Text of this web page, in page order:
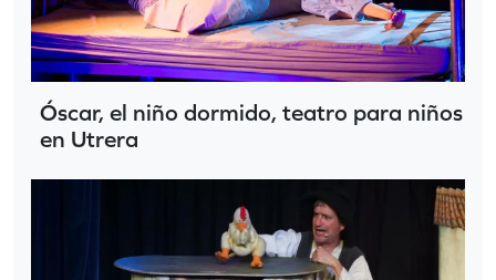
Óscar, el niño dormido, teatro para niños
en Utrera